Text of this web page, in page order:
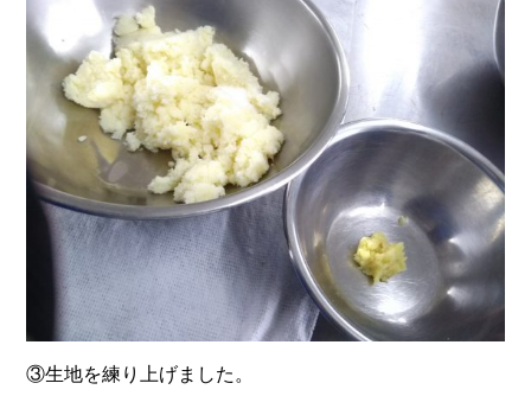
③生地を練り上げました。